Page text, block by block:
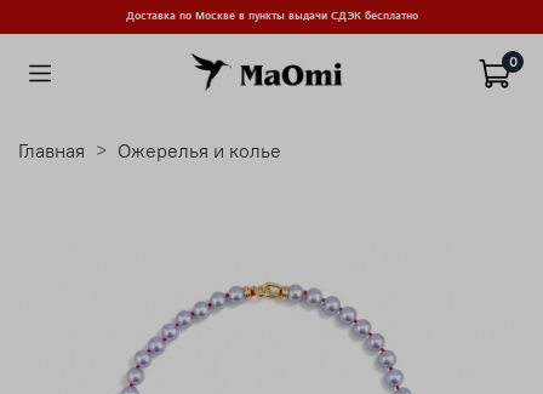
Доставка по Москве в пункты выдачи СДЭК бесплатно
0
Главная Ожерелья и колье